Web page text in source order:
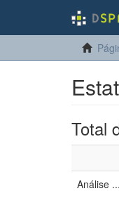
Total
Análise ...